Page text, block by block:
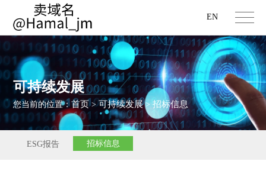
EN
可持续发展
您当前的位置：首页>可持续发展>招标信息
ESG报告 招标信息